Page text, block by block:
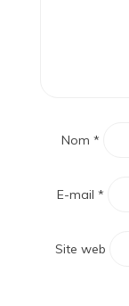
Nom *
E-mail *
Site web